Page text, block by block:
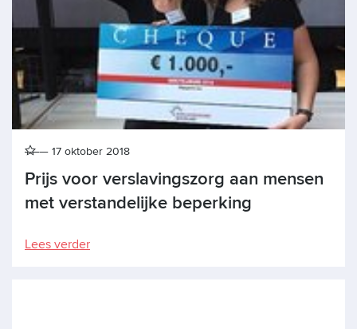
Prijs voor verslavingszorg aan mensen
met verstandelijke beperking
17 oktober 2018
Lees verder